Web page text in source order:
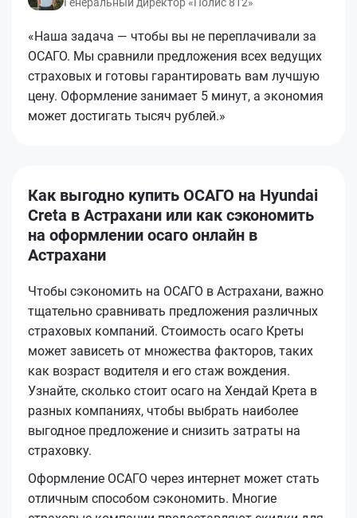
«Наша задача — чтобы вы не переплачивали за
ОСАГО. Мы сравнили предложения всех ведущих
страховых и готовы гарантировать вам лучшую
цену. Оформление занимает 5 минут, а экономия
может достигать тысяч рублей.»
Как выгодно купить ОСАГО на Hyundai
Creta в Астрахани или как сэкономить
на оформлении осаго онлайн в
Астрахани
Чтобы сэкономить на ОСАГО в Астрахани, важно
тщательно сравнивать предложения различных
страховых компаний. Стоимость осаго Креты
может зависеть от множества факторов, таких
как возраст водителя и его стаж вождения.
Узнайте, сколько стоит осаго на Хендай Крета в
разных компаниях, чтобы выбрать наиболее
выгодное предложение и снизить затраты на
страховку.
Оформление ОСАГО через интернет может стать
отличным способом сэкономить. Многие